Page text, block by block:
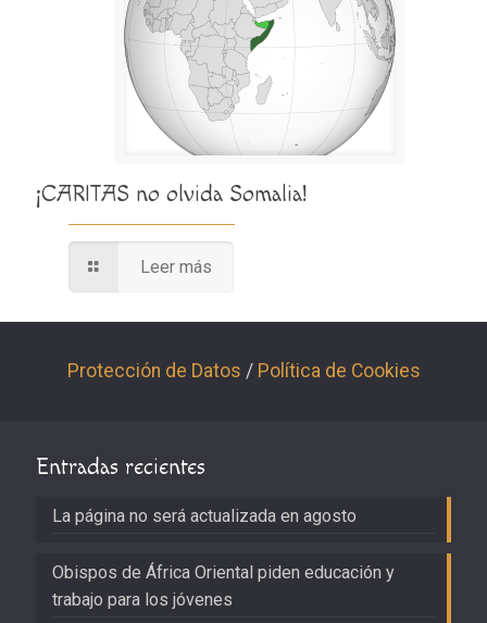
¡CARITAS no olvida Somalia!
Leer más
Protección de Datos / Política de Cookies
Entradas recientes
La página no será actualizada en agosto
Obispos de África Oriental piden educación y
trabajo para los jóvenes